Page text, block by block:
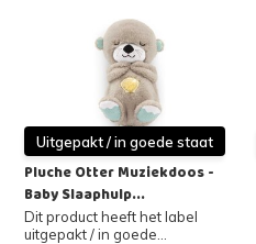
Uitgepakt / in goede staat
Pluche Otter Muziekdoos -
Baby Slaaphulp...
Dit product heeft het label
uitgepakt / in goede...